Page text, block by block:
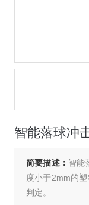
智能落球冲
简要描述： 智能
度小于2mm的
判定。